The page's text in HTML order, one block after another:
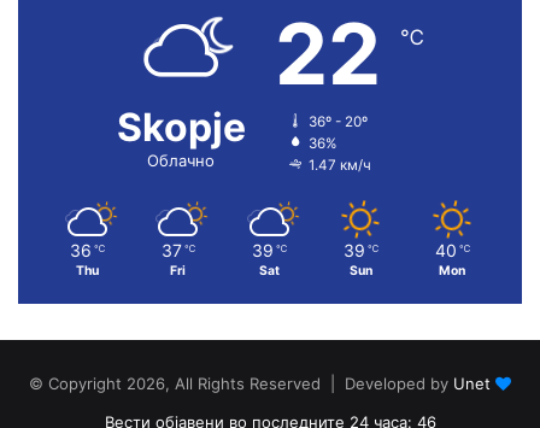
Skopje
Облачно
22 ℃
36º - 20º
36%
1.47 км/ч
36 ℃
Thu
37 ℃
Fri
39 ℃
Sat
39 ℃
Sun
40 ℃
Mon
© Copyright 2026, All Rights Reserved | Developed by Unet
Вести објавени во последните 24 часа: 46